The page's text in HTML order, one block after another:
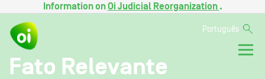
Information onOi Judicial Reorganization .
Português
Fato Relevante